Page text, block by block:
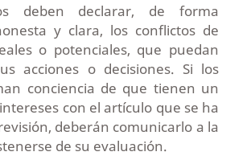
deben declarar, de forma
y clara, los conflictos de
o potenciales, que puedan
acciones o decisiones. Si los
conciencia de que tienen un
con el artículo que se ha
deberán comunicarlo a la
de su evaluación.